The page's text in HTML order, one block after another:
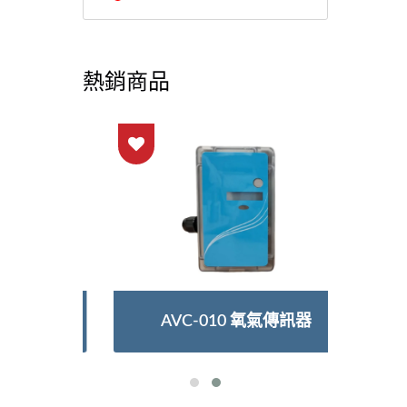
熱銷商品
AVC-010 氧氣傳訊器